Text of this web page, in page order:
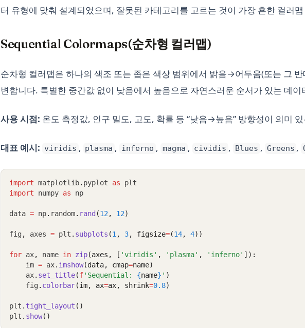
터 유형에 맞춰 설계되었으며, 잘못된 카테고리를 고르는 것이 가장 흔한 컬러
Sequential Colormaps(순차형 컬러맵)
순차형 컬러맵은 하나의 색조 또는 좁은 색상 범위에서 밝음→어두움(또는 그
변합니다. 특별한 중간값 없이 낮음에서 높음으로 자연스러운 순서가 있는 데
사용 시점: 온도 측정값, 인구 밀도, 고도, 확률 등 “낮음→높음” 방향성이 의미
대표 예시: viridis , plasma , inferno , magma , cividis , Blues , Greens ,
import matplotlib. pyplot as plt
import numpy as np
data = np. random. rand (12 , 12)
fig , axes = plt . subplots (1 , 3, figsize=(14, 4))
for ax, name in zip(axes, [ 'viridis' , 'plasma' , 'inferno' ]):
    im
= ax. imshow(data, cmap=name)
    ax
. set_title(f'Sequential: {name} ' )
    fig
. colorbar(im, ax=ax, shrink=0.8)
plt . tight_layout ()
plt . show()